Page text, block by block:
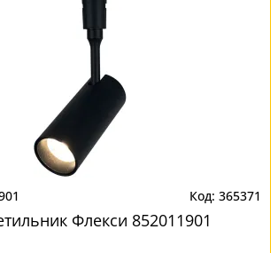
365371
Флекси 852011901